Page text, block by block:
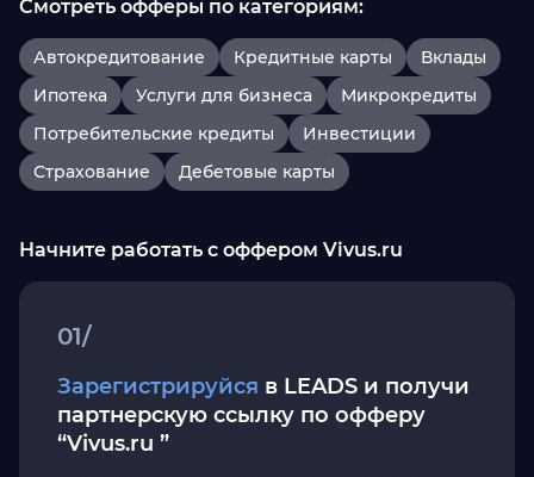
Смотреть офферы по категориям:
Автокредитование Кредитные карты
Вклады
Ипотека
Услуги для бизнеса
Микрокредиты
Потребительские кредиты
Инвестиции
Страхование
Дебетовые карты
Начните работать с оффером Vivus.ru
01/
Зарегистрируйся в LEADS и получи
партнерскую ссылку по офферу
“Vivus.ru ”